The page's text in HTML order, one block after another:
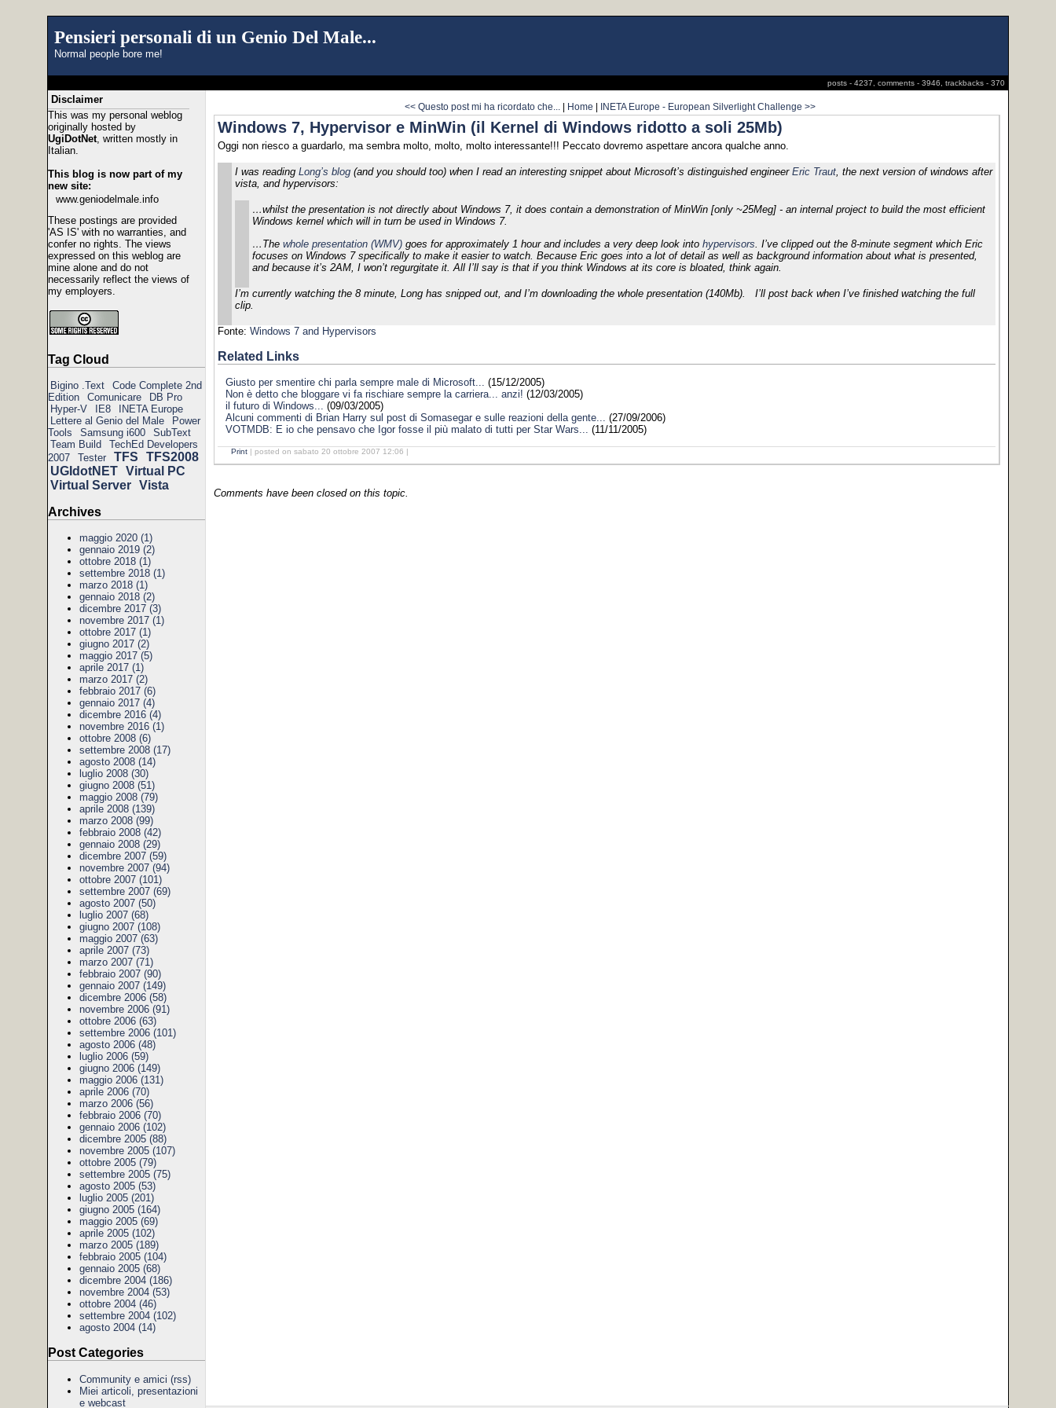
Pensieri personali di un Genio Del Male...
Normal people bore me!
posts - 4237, comments - 3946, trackbacks - 370
Disclaimer
This was my personal weblog
originally hosted by
UgiDotNet, written mostly in
Italian.
This blog is now part of my
new site:
www.geniodelmale.info
These postings are provided
'AS IS' with no warranties, and
confer no rights. The views
expressed on this weblog are
mine alone and do not
necessarily reflect the views of
my employers.
Tag Cloud
Bigino .Text
Code Complete 2nd
Edition
Comunicare
DB Pro
Hyper-V
IE8
INETA Europe
Lettere al Genio del Male
Power
Tools
Samsung i600
SubText
Team Build
TechEd Developers
2007
Tester TFS
TFS2008
UGIdotNET Virtual PC
Virtual Server Vista
Archives
maggio 2020 (1)
gennaio 2019 (2)
ottobre 2018 (1)
settembre 2018 (1)
marzo 2018 (1)
gennaio 2018 (2)
dicembre 2017 (3)
novembre 2017 (1)
ottobre 2017 (1)
giugno 2017 (2)
maggio 2017 (5)
aprile 2017 (1)
marzo 2017 (2)
febbraio 2017 (6)
gennaio 2017 (4)
dicembre 2016 (4)
novembre 2016 (1)
ottobre 2008 (6)
settembre 2008 (17)
agosto 2008 (14)
luglio 2008 (30)
giugno 2008 (51)
maggio 2008 (79)
aprile 2008 (139)
marzo 2008 (99)
febbraio 2008 (42)
gennaio 2008 (29)
dicembre 2007 (59)
novembre 2007 (94)
ottobre 2007 (101)
settembre 2007 (69)
agosto 2007 (50)
luglio 2007 (68)
giugno 2007 (108)
maggio 2007 (63)
aprile 2007 (73)
marzo 2007 (71)
febbraio 2007 (90)
gennaio 2007 (149)
dicembre 2006 (58)
novembre 2006 (91)
ottobre 2006 (63)
settembre 2006 (101)
agosto 2006 (48)
luglio 2006 (59)
giugno 2006 (149)
maggio 2006 (131)
aprile 2006 (70)
marzo 2006 (56)
febbraio 2006 (70)
gennaio 2006 (102)
dicembre 2005 (88)
novembre 2005 (107)
ottobre 2005 (79)
settembre 2005 (75)
agosto 2005 (53)
luglio 2005 (201)
giugno 2005 (164)
maggio 2005 (69)
aprile 2005 (102)
marzo 2005 (189)
febbraio 2005 (104)
gennaio 2005 (68)
dicembre 2004 (186)
novembre 2004 (53)
ottobre 2004 (46)
settembre 2004 (102)
agosto 2004 (14)
Post Categories
Community e amici (rss)
Miei articoli, presentazioni
e webcast
<< Questo post mi ha ricordato che... | Home | INETA Europe - European Silverlight Challenge >>
Windows 7, Hypervisor e MinWin (il Kernel di Windows ridotto a soli 25Mb)
Oggi non riesco a guardarlo, ma sembra molto, molto, molto interessante!!! Peccato dovremo aspettare ancora qualche anno.
I was reading Long’s blog (and you should too) when I read an interesting snippet about Microsoft’s distinguished engineer Eric Traut, the next version of windows after
vista, and hypervisors:
…whilst the presentation is not directly about Windows 7, it does contain a demonstration of MinWin [only ~25Meg] - an internal project to build the most efficient
Windows kernel which will in turn be used in Windows 7.
…The whole presentation (WMV) goes for approximately 1 hour and includes a very deep look into hypervisors. I’ve clipped out the 8-minute segment which Eric
focuses on Windows 7 specifically to make it easier to watch. Because Eric goes into a lot of detail as well as background information about what is presented,
and because it’s 2AM, I won’t regurgitate it. All I’ll say is that if you think Windows at its core is bloated, think again.
I’m currently watching the 8 minute, Long has snipped out, and I’m downloading the whole presentation (140Mb). I’ll post back when I’ve finished watching the full
clip.
Fonte: Windows 7 and Hypervisors
Related Links
Giusto per smentire chi parla sempre male di Microsoft... (15/12/2005)
Non è detto che bloggare vi fa rischiare sempre la carriera... anzi! (12/03/2005)
il futuro di Windows... (09/03/2005)
Alcuni commenti di Brian Harry sul post di Somasegar e sulle reazioni della gente... (27/09/2006)
VOTMDB: E io che pensavo che Igor fosse il più malato di tutti per Star Wars... (11/11/2005)
Print | posted on sabato 20 ottobre 2007 12:06 |
Comments have been closed on this topic.